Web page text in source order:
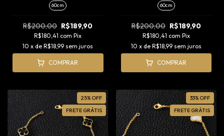
60cm
R$200,00 R$189,90
R$180,41 com Pix
10 x deR$18,99 sem juros
COMPRAR
60cm
R$200,00 R$189,90
R$180,41 com Pix
10 x de R$18,99 sem juros
COMPRAR
25% OFF
FRETE GRÁTIS
33% OFF
FRETE GRÁTIS